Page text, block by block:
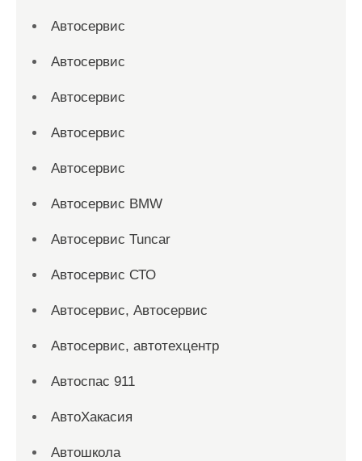
Автосервис
Автосервис
Автосервис
Автосервис
Автосервис
Автосервис BMW
Автосервис Tuncar
Автосервис СТО
Автосервис, Автосервис
Автосервис, автотехцентр
Автоспас 911
АвтоХакасия
Автошкола